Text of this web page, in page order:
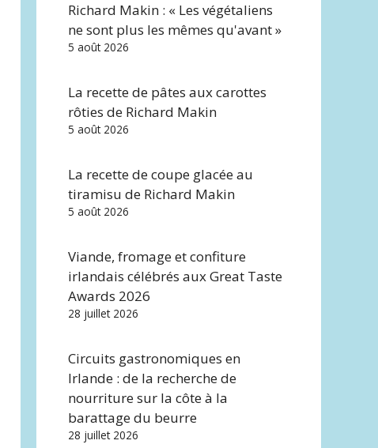
Richard Makin : « Les végétaliens
ne sont plus les mêmes qu'avant »
5 août 2026
La recette de pâtes aux carottes
rôties de Richard Makin
5 août 2026
La recette de coupe glacée au
tiramisu de Richard Makin
5 août 2026
Viande, fromage et confiture
irlandais célébrés aux Great Taste
Awards 2026
28 juillet 2026
Circuits gastronomiques en
Irlande : de la recherche de
nourriture sur la côte à la
barattage du beurre
28 juillet 2026